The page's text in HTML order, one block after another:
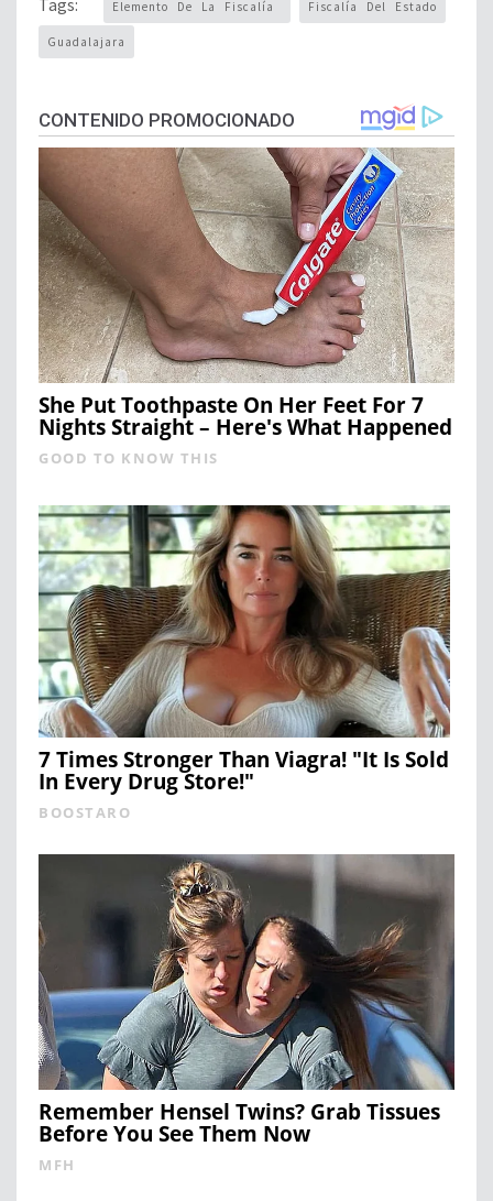
Elemento De La Fiscalía Fiscalía Del Estado
Guadalajara
CONTENIDO PROMOCIONADO
She Put Toothpaste On Her Feet For 7
Nights Straight – Here's What Happened
GOOD TO KNOW THIS
7 Times Stronger Than Viagra! "It Is Sold
In Every Drug Store!"
BOOSTARO
Remember Hensel Twins? Grab Tissues
Before You See Them Now
MFH